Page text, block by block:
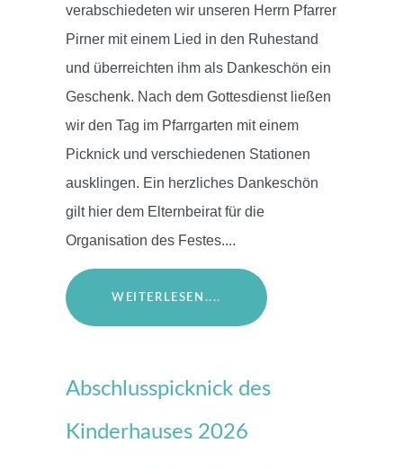
verabschiedeten wir unseren Herrn Pfarrer
Pirner mit einem Lied in den Ruhestand
und überreichten ihm als Dankeschön ein
Geschenk. Nach dem Gottesdienst ließen
wir den Tag im Pfarrgarten mit einem
Picknick und verschiedenen Stationen
ausklingen. Ein herzliches Dankeschön
gilt hier dem Elternbeirat für die
Organisation des Festes....
WEITERLESEN....
Abschlusspicknick des
Kinderhauses 2026